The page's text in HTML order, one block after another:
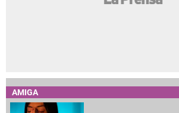
AMIGA